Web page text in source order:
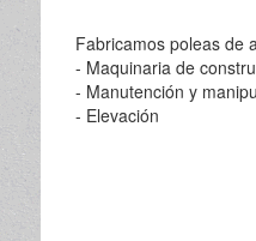
Fabricamos poleas de
- Maquinaria de
- Manutención y
- Elevación